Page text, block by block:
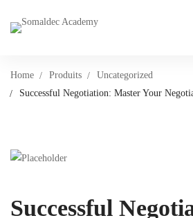
Home Produits
Uncategorized
Successful Negotiation: Master Your
Successful